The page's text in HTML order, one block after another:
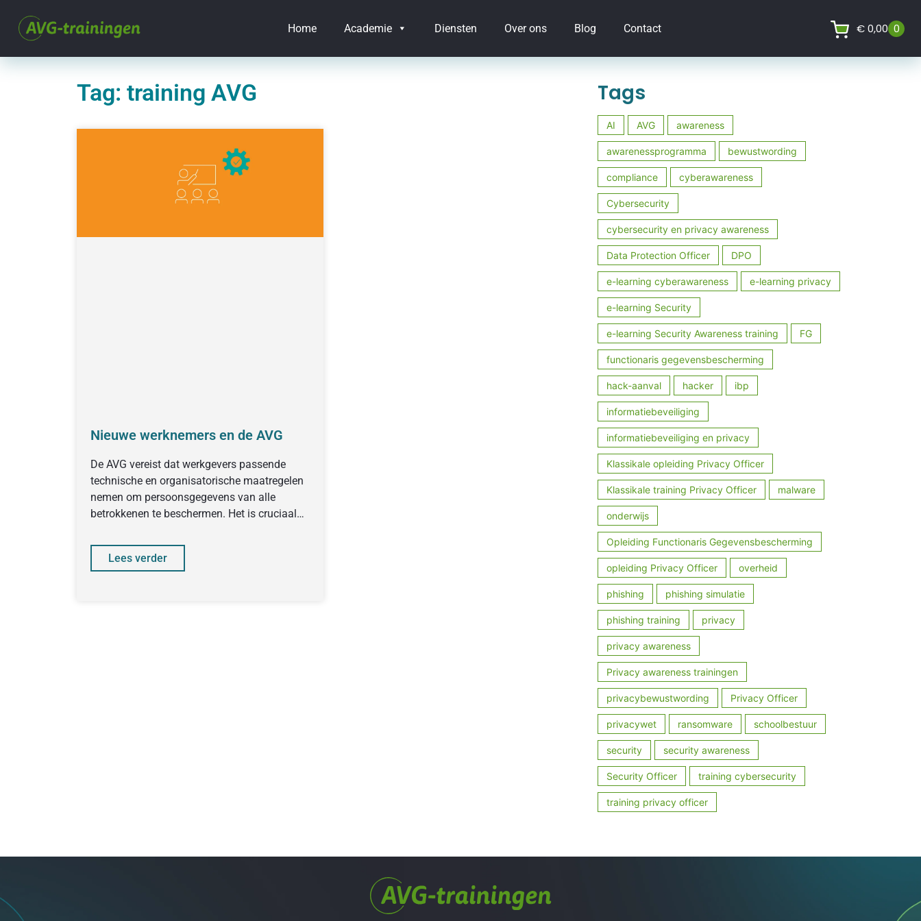
Home Academie Diensten Over ons Blog Contact €0,00 0
Tag: training AVG
Nieuwe werknemers en de AVG
De AVG vereist dat werkgevers passende
technische en organisatorische maatregelen
nemen om persoonsgegevens van alle
betrokkenen te beschermen. Het is cruciaal
Lees verder
Tags
AI AVG awareness
awarenessprogramma bewustwording
compliance cyberawareness
Cybersecurity
cybersecurity en privacy awareness
Data Protection Officer DPO
e-learning cyberawareness e-learning privacy
e-learning Security
e-learning Security Awareness training FG
functionaris gegevensbescherming
hack-aanval hacker ibp
informatiebeveiliging
informatiebeveiliging en privacy
Klassikale opleiding Privacy Officer
Klassikale training Privacy Officer malware
onderwijs
Opleiding Functionaris Gegevensbescherming
opleiding Privacy Officer overheid
phishing phishing simulatie
phishing training privacy
privacy awareness
Privacy awareness trainingen
privacybewustwording Privacy Officer
privacywet ransomware schoolbestuur
security security awareness
Security Officer training cybersecurity
training privacy officer